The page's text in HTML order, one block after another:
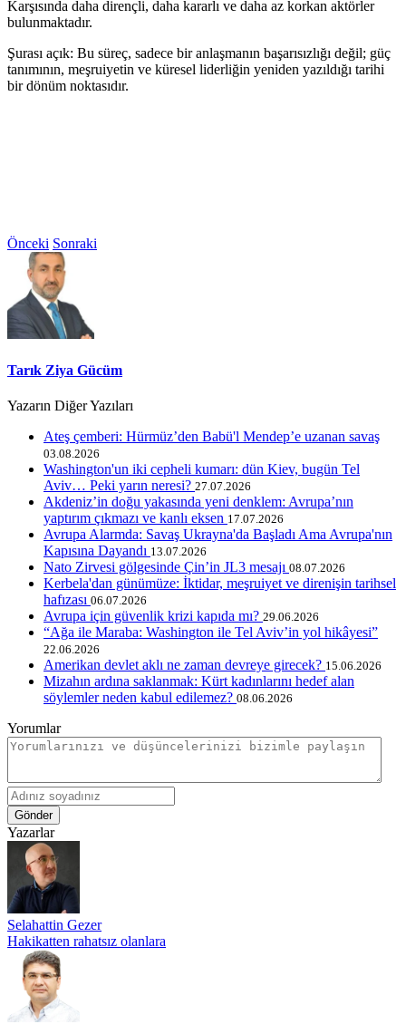
Karşısında daha dirençli, daha kararlı ve daha az korkan aktörler
bulunmaktadır.
Şurası açık: Bu süreç, sadece bir anlaşmanın başarısızlığı değil; güç
tanımının, meşruiyetin ve küresel liderliğin yeniden yazıldığı tarihi
bir dönüm noktasıdır.
Önceki Sonraki
Tarık Ziya Gücüm
Yazarın Diğer Yazıları
Ateş çemberi: Hürmüz’den Babü'l Mendep’e uzanan savaş
03.08.2026
Washington'un iki cepheli kumarı: dün Kiev, bugün Tel
Aviv… Peki yarın neresi? 27.07.2026
Akdeniz’in doğu yakasında yeni denklem: Avrupa’nın
yaptırım çıkmazı ve kanlı eksen 17.07.2026
Avrupa Alarmda: Savaş Ukrayna'da Başladı Ama Avrupa'nın
Kapısına Dayandı 13.07.2026
Nato Zirvesi gölgesinde Çin’in JL3 mesajı 08.07.2026
Kerbela'dan günümüze: İktidar, meşruiyet ve direnişin tarihsel
hafızası 06.07.2026
Avrupa için güvenlik krizi kapıda mı? 29.06.2026
“Ağa ile Maraba: Washington ile Tel Aviv’in yol hikâyesi”
22.06.2026
Amerikan devlet aklı ne zaman devreye girecek? 15.06.2026
Mizahın ardına saklanmak: Kürt kadınlarını hedef alan
söylemler neden kabul edilemez? 08.06.2026
Yorumlar
Gönder
Yazarlar
Selahattin Gezer
Hakikatten rahatsız olanlara